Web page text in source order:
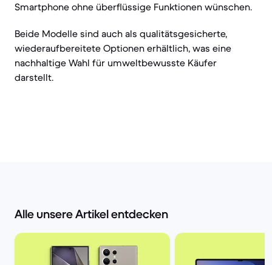
Smartphone ohne überflüssige Funktionen wünschen.
Beide Modelle sind auch als qualitätsgesicherte,
wiederaufbereitete Optionen erhältlich, was eine
nachhaltige Wahl für umweltbewusste Käufer
darstellt.
Alle unsere Artikel entdecken